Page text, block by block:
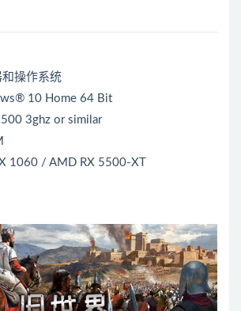
操作系统
10 Home 64 Bit
3ghz or similar
1060 / AMD RX 5500-XT